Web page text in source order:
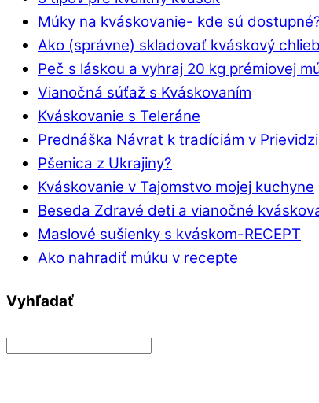
Múky na kváskovanie- kde sú
Ako (správne) skladovať kváskový
Peč s láskou a vyhraj 20 kg prémiovej
Vianočná súťaž s Kváskovaním
Kváskovanie s Teleráne
Prednáška Návrat k tradíciám v Prievidzi
Pšenica z Ukrajiny?
Kváskovanie v Tajomstvo mojej kuchyne
Beseda Zdravé deti a vianočné
Maslové sušienky s kváskom-RECEPT
Ako nahradiť múku v recepte
Vyhľadať